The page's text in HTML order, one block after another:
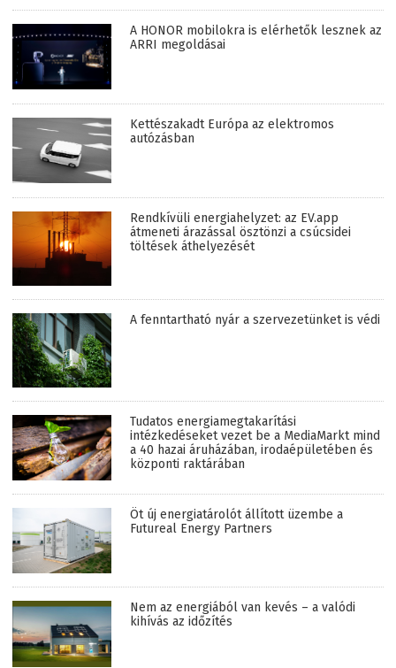
A HONOR mobilokra is elérhetők lesznek az
ARRI megoldásai
Kettészakadt Európa az elektromos
autózásban
Rendkívüli energiahelyzet: az EV.app
átmeneti árazással ösztönzi a csúcsidei
töltések áthelyezését
A fenntartható nyár a szervezetünket is védi
Tudatos energiamegtakarítási
intézkedéseket vezet be a MediaMarkt mind
a 40 hazai áruházában, irodaépületében és
központi raktárában
Öt új energiatárolót állított üzembe a
Futureal Energy Partners
Nem az energiából van kevés – a valódi
kihívás az időzítés